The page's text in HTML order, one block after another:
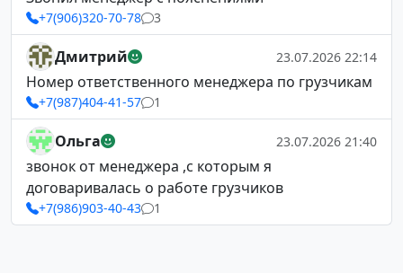
+7(906)320-70-78 3
Дмитрий 23.07.2026 22:14
Номер ответственного менеджера по грузчикам
+7(987)404-41-57 1
Ольга 23.07.2026 21:40
звонок от менеджера ,с которым я
договаривалась о работе грузчиков
+7(986)903-40-43 1